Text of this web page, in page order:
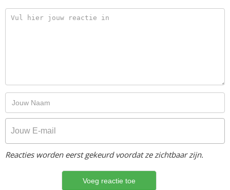
Reacties worden eerst gekeurd voordat ze zichtbaar zijn.